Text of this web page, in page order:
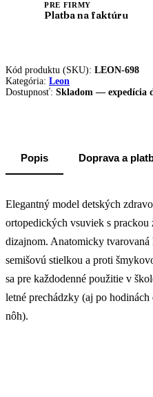
PRE FIRMY
Platba na faktúru
Kód produktu (SKU): LEON-698
Kategória: Leon
Dostupnosť: Skladom — expedícia
Popis Doprava a
Elegantný model detských
ortopedických vsuviek s
dizajnom. Anatomicky
semišovú stielkou a proti
sa pre každodenné použitie v
letné prechádzky (aj po
nôh).